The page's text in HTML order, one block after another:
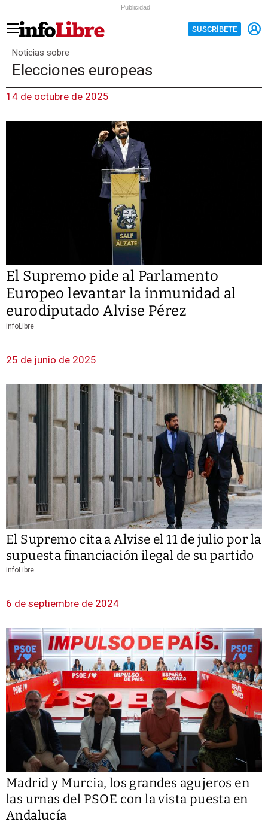
Publicidad
SUSCRÍBETE
Noticias sobre
Elecciones europeas
14 de octubre de 2025
El Supremo pide al Parlamento
Europeo levantar la inmunidad al
eurodiputado Alvise Pérez
infoLibre
25 de junio de 2025
El Supremo cita a Alvise el 11 de julio por la
supuesta financiación ilegal de su partido
infoLibre
6 de septiembre de 2024
Madrid y Murcia, los grandes agujeros en
las urnas del PSOE con la vista puesta en
Andalucía